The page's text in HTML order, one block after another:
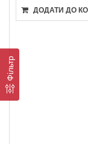
Фільтр
ДОДАТИ ДО